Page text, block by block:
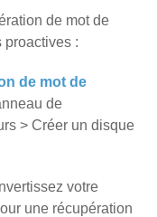
de mot de
:
de mot de
de
> Créer un disque
votre
une récupération